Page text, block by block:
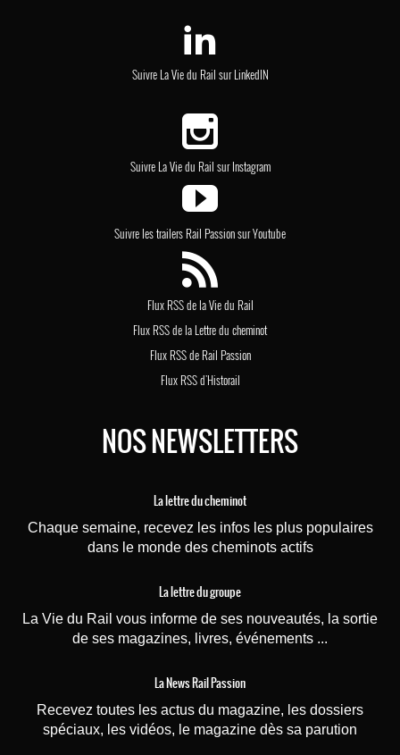
Suivre La Vie du Rail sur LinkedIN
Suivre La Vie du Rail sur Instagram
Suivre les trailers Rail Passion sur Youtube
Flux RSS de la Vie du Rail
Flux RSS de la Lettre du cheminot
Flux RSS de Rail Passion
Flux RSS d'Historail
NOS NEWSLETTERS
La lettre du cheminot
Chaque semaine, recevez les infos les plus populaires
dans le monde des cheminots actifs
La lettre du groupe
La Vie du Rail vous informe de ses nouveautés, la sortie
de ses magazines, livres, événements ...
La News Rail Passion
Recevez toutes les actus du magazine, les dossiers
spéciaux, les vidéos, le magazine dès sa parution